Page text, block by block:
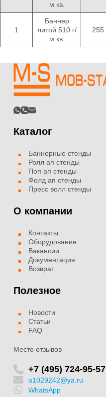
м кв.
1
Баннер
литой 510 г/
м кв.
255
Каталог
Баннерные стенды
Ролл ап стенды
Поп ап стенды
Фолд ап стенды
Пресс волл стенды
О компании
Контакты
Оборудование
Вакансии
Документация
Возврат
Полезное
Новости
Статьи
FAQ
Место отзывов
+7 (495) 724-95-57
a1029242@ya.ru
WhatsApp